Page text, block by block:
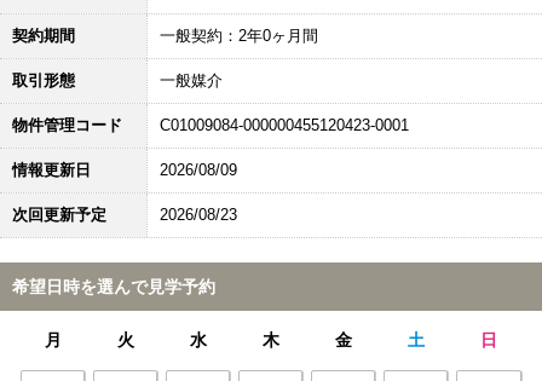
契約期間 一般契約：2年0ヶ月間
取引形態 一般媒介
物件管理コード C01009084-000000455120423-0001
情報更新日 2026/08/09
次回更新予定 2026/08/23
希望日時を選んで見学予約
月 火 水 木 金 土 日